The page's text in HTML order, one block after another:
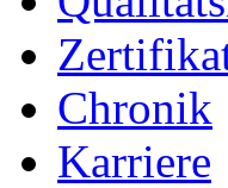
Chronik
Karriere